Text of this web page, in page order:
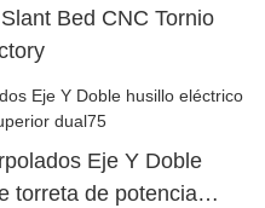
Bed CNC Tornio
Eje Y Doble
torreta de potencia